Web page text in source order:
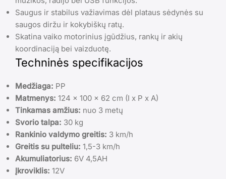
Saugus ir stabilus važiavimas dėl plataus sėdynės su
saugos diržu ir kokybiškų ratų.
Skatina vaiko motorinius įgūdžius, rankų ir akių
koordinaciją bei vaizduotę.
Techninės specifikacijos
Medžiaga: PP
Matmenys: 124 x 100 x 62 cm (I x P x A)
Tinkamas amžius: nuo 3 metų
Svorio talpa: 30 kg
Rankinio valdymo greitis: 3 km/h
Greitis su pulteliu: 1,5-3 km/h
Akumuliatorius: 6V 4,5AH
Įkroviklis: 12V